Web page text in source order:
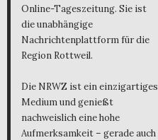
Online-Tageszeitung. Sie ist
die unabhängige
Nachrichtenplattform für die
Region Rottweil.
Die NRWZ ist ein einzigartiges
Medium und genießt
nachweislich eine hohe
Aufmerksamkeit – gerade auch